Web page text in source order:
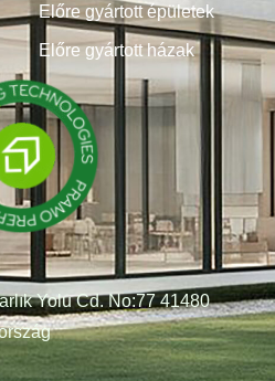
Előre gyártott épületek
Előre gyártott házak
Yolu Cd. No:77 41480